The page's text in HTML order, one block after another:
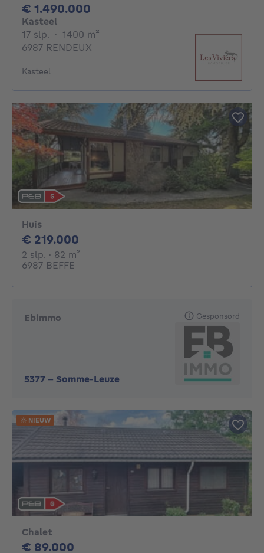
€ 1.490.000
Kasteel
17 slp. 17 slaapkamers
· 1400 m²
6987 RENDEUX
Kasteel
Huis
€ 219.000
2 slp. 2 slaapkamers
· 82 m²
6987 BEFFE
Ebimmo
5377 - Somme-Leuze
Gesponsord
Chalet
€ 89.000
NIEUW